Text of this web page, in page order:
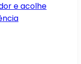
e acolhe